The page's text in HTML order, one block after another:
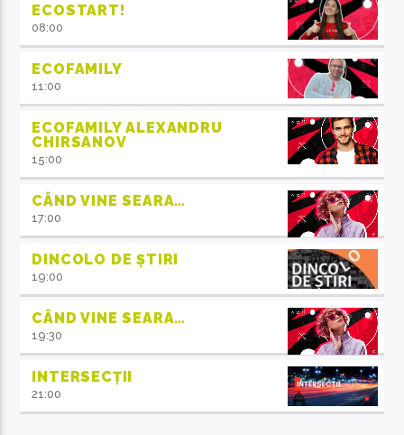
ECOSTART!
08:00
ECOFAMILY
11:00
ECOFAMILY ALEXANDRU
CHIRSANOV
15:00
CÂND VINE SEARA…
17:00
DINCOLO DE ȘTIRI
19:00
CÂND VINE SEARA…
19:30
INTERSECȚII
21:00